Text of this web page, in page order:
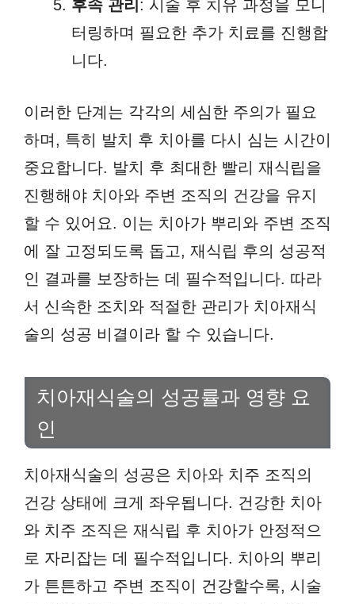
후속 관리 : 시술 후 치유 과정을 모니
터링하며 필요한 추가 치료를 진행합
니다.
이러한 단계는 각각의 세심한 주의가 필요
하며, 특히 발치 후 치아를 다시 심는 시간이
중요합니다. 발치 후 최대한 빨리 재식립을
진행해야 치아와 주변 조직의 건강을 유지
할 수 있어요. 이는 치아가 뿌리와 주변 조직
에 잘 고정되도록 돕고, 재식립 후의 성공적
인 결과를 보장하는 데 필수적입니다. 따라
서 신속한 조치와 적절한 관리가 치아재식
술의 성공 비결이라 할 수 있습니다.
치아재식술의 성공률과 영향 요
인
치아재식술의 성공은 치아와 치주 조직의
건강 상태에 크게 좌우됩니다. 건강한 치아
와 치주 조직은 재식립 후 치아가 안정적으
로 자리잡는 데 필수적입니다. 치아의 뿌리
가 튼튼하고 주변 조직이 건강할수록, 시술